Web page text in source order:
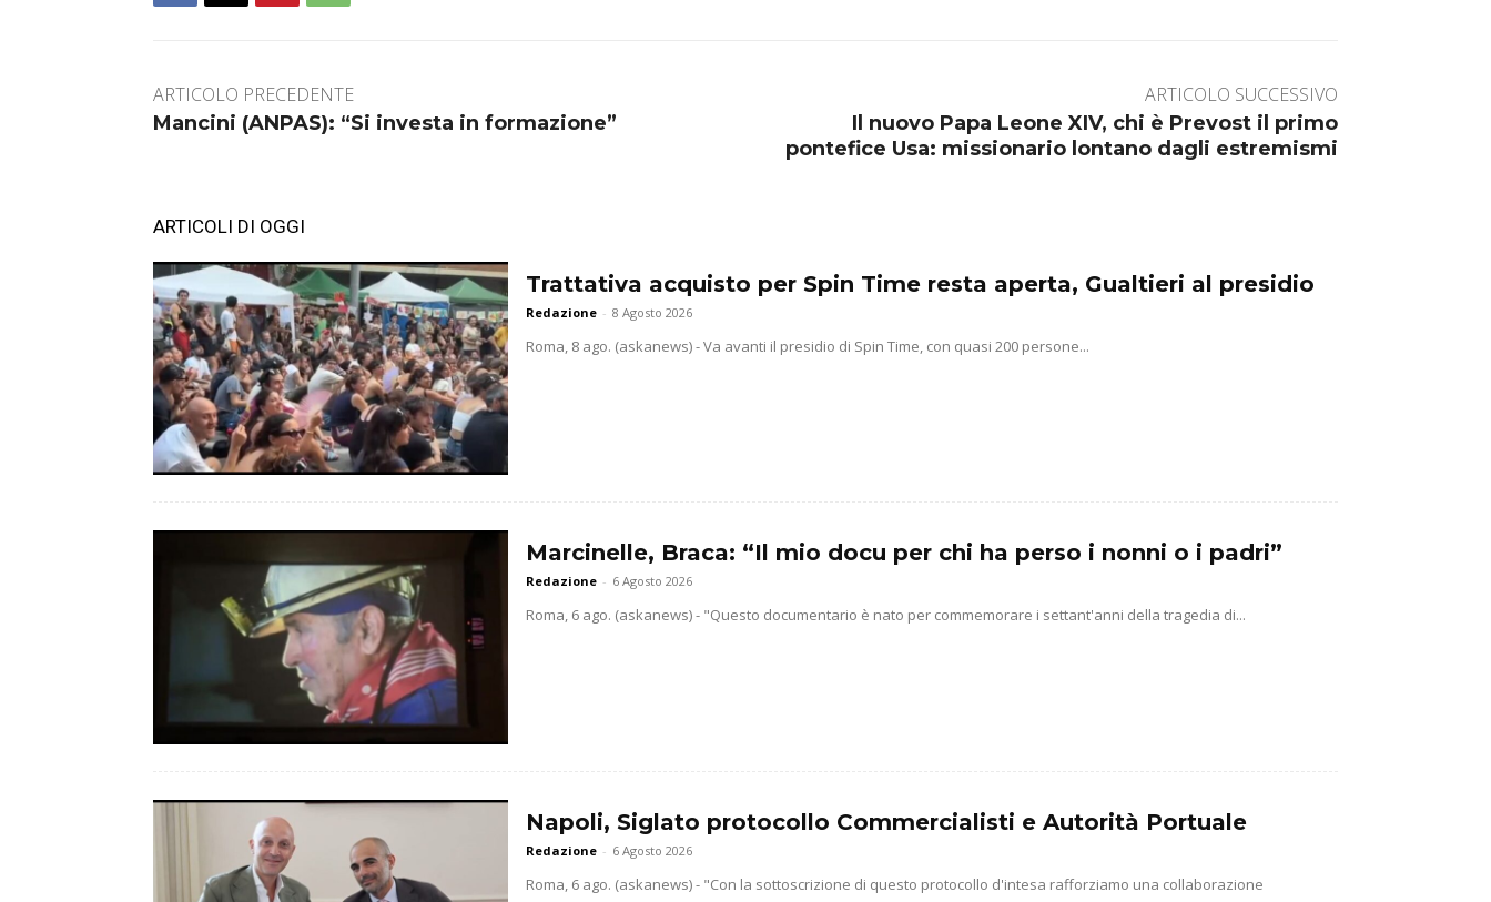
ARTICOLO PRECEDENTE
Mancini (ANPAS): “Si investa in formazione”
ARTICOLO SUCCESSIVO
Il nuovo Papa Leone XIV, chi è Prevost il primo
pontefice Usa: missionario lontano dagli estremismi
ARTICOLI DI OGGI
Trattativa acquisto per Spin Time resta aperta, Gualtieri al presidio
Redazione - 8 Agosto 2026
Roma, 8 ago. (askanews) - Va avanti il presidio di Spin Time, con quasi 200 persone...
Marcinelle, Braca: “Il mio docu per chi ha perso i nonni o i padri”
Redazione - 6 Agosto 2026
Roma, 6 ago. (askanews) - "Questo documentario è nato per commemorare i settant'anni della tragedia di...
Napoli, Siglato protocollo Commercialisti e Autorità Portuale
Redazione - 6 Agosto 2026
Roma, 6 ago. (askanews) - "Con la sottoscrizione di questo protocollo d'intesa rafforziamo una collaborazione